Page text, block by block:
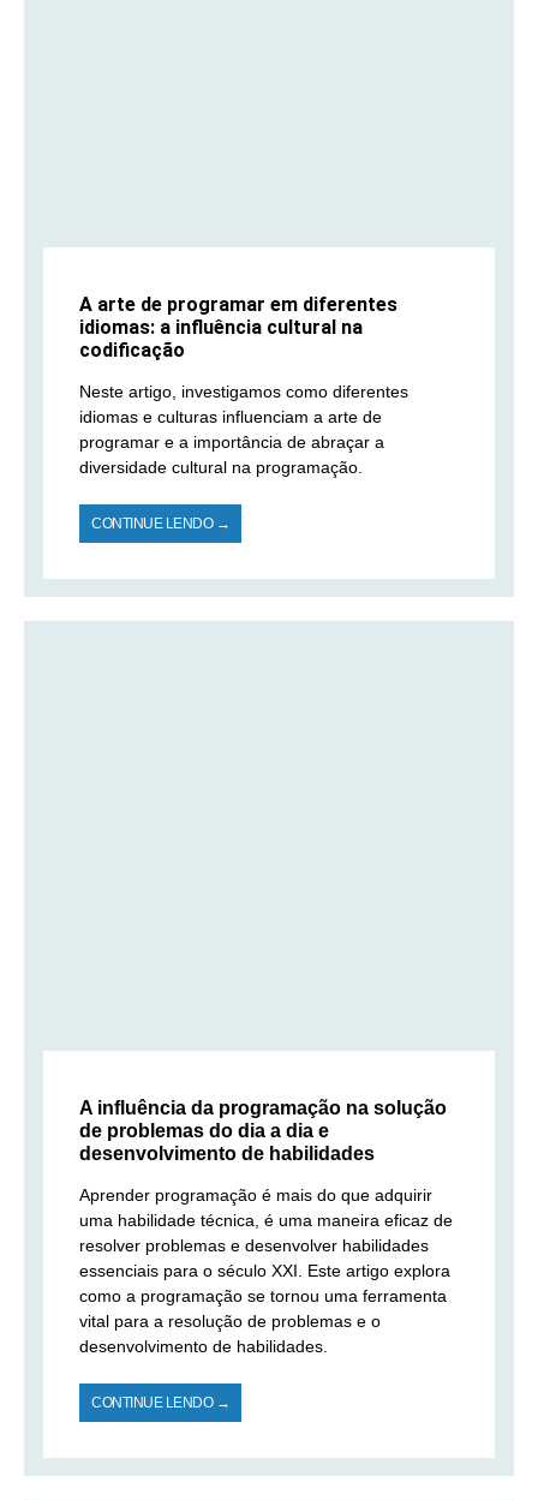
A arte de programar em diferentes
idiomas: a influência cultural na
codificação
Neste artigo, investigamos como diferentes
idiomas e culturas influenciam a arte de
programar e a importância de abraçar a
diversidade cultural na programação.
CONTINUE LENDO →
A influência da programação na solução
de problemas do dia a dia e
desenvolvimento de habilidades
Aprender programação é mais do que adquirir
uma habilidade técnica, é uma maneira eficaz de
resolver problemas e desenvolver habilidades
essenciais para o século XXI. Este artigo explora
como a programação se tornou uma ferramenta
vital para a resolução de problemas e o
desenvolvimento de habilidades.
CONTINUE LENDO →